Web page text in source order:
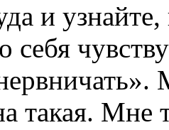
и
себя
такая. Мне